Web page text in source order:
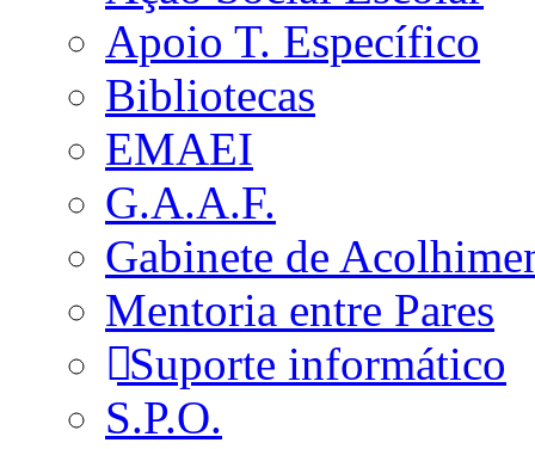
Apoio T. Específico
Bibliotecas
EMAEI
G.A.A.F.
Gabinete de
Mentoria entre Pares
Suporte informático
S.P.O.